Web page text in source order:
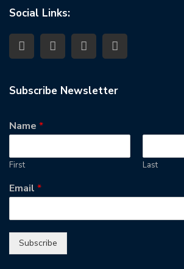
Social Links:
Subscribe Newsletter
Name*
First Last
Email*
Subscribe